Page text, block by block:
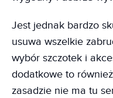
Jest jednak bardzo
usuwa wszelkie
wybór szczotek i
dodatkowe to
zasadzie nie ma tu